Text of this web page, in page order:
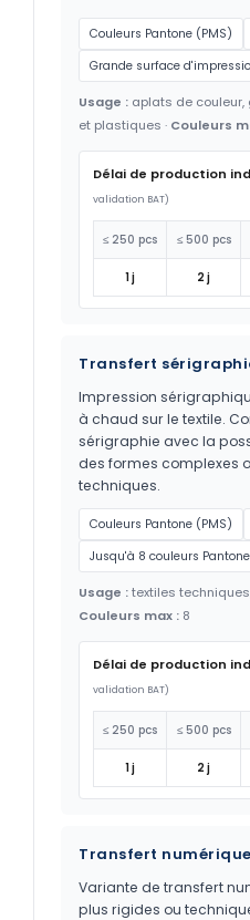
Couleurs Pantone (PMS)
Grande surface
Usage : aplats de
et plastiques · Couleurs
Délai de production
validation BAT)
≤ 250 pcs ≤ 500 pcs
1 j 2 j
Transfert
Impression
à chaud sur le textile.
sérigraphie avec la
des formes complexes
techniques.
Couleurs Pantone (PMS)
Jusqu'à 8 couleurs Pantone
Usage :textiles
Couleurs max : 8
Délai de production
validation BAT)
≤ 250 pcs ≤ 500 pcs
1 j 2 j
Transfert numérique
Variante de transfert
plus rigides ou